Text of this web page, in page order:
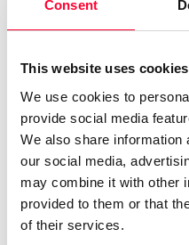
Consent
This website uses cookies
We use cookies to
provide social media
We also share information
our social media,
may combine it with other
provided to them or that
of their services.
Literatura por encargo,
un fabricante de
pensarlo.
No tengo formación
Ah, que se me olvidaba
seguidores, y a mis amigos
araña con bastón, canario y